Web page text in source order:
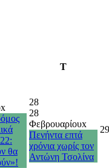
Τ
x
θα
28
28
Φεβρουαρίουx
Πενήντα επτά
χρόνια χωρίς τον
Αντώνη Τσολίνα
29